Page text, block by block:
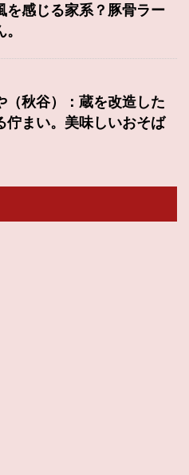
を感じる家系？豚骨ラー
秋谷）：蔵を改造した
佇まい。美味しいおそば